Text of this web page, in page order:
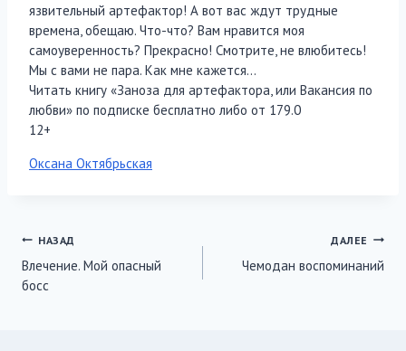
язвительный артефактор! А вот вас ждут трудные
времена, обещаю. Что-что? Вам нравится моя
самоуверенность? Прекрасно! Смотрите, не влюбитесь!
Мы с вами не пара. Как мне кажется…
Читать книгу «Заноза для артефактора, или Вакансия по
любви» по подписке бесплатно либо от 179.0
12+
Метки
Оксана Октябрьская
Навигация
по
НАЗАД
Влечение. Мой опасный
босс
ДАЛЕЕ
Чемодан воспоминаний